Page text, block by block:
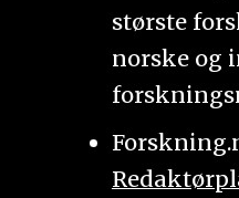
største
norske og